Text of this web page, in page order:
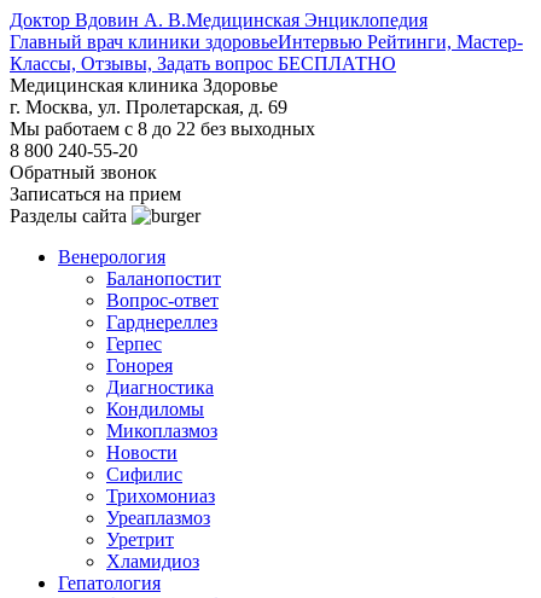
Доктор Вдовин А. В.Медицинская Энциклопедия
Главный врач клиники здоровьеИнтервью Рейтинги, Мастер-
Классы, Отзывы, Задать вопрос БЕСПЛАТНО
Медицинская клиника Здоровье
г. Москва, ул. Пролетарская, д. 69
Мы работаем с 8 до 22 без выходных
8 800 240-55-20
Обратный звонок
Записаться на прием
Разделы сайта
Венерология
Баланопостит
Вопрос-ответ
Гарднереллез
Герпес
Гонорея
Диагностика
Кондиломы
Микоплазмоз
Новости
Сифилис
Трихомониаз
Уреаплазмоз
Уретрит
Хламидиоз
Гепатология